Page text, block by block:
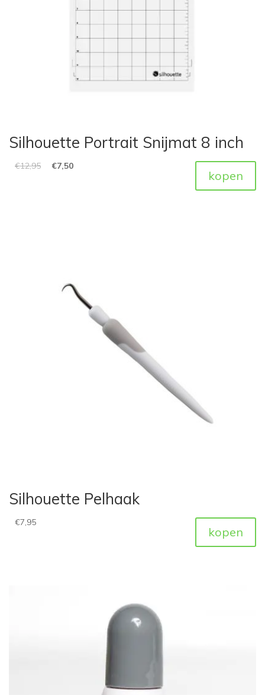
Silhouette Portrait Snijmat 8 inch
€12,95 €7,50
kopen
Silhouette Pelhaak
€7,95
kopen